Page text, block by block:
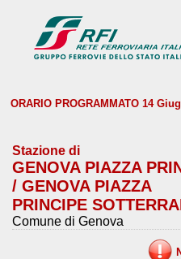
ORARIO PROGRAMMATO 14
Stazione di
GENOVA PIAZZA
/ GENOVA PIAZZA
PRINCIPE
Comune di Genova